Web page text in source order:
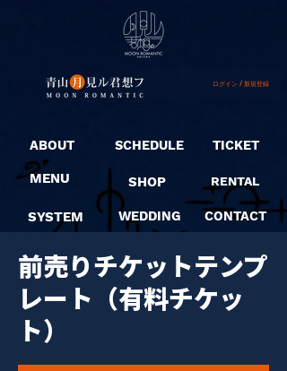
ログイン / 新規登録
ABOUT
MENU
SYSTEM
SCHEDULE
SHOP
WEDDING
TICKET
RENTAL
CONTACT
前売りチケットテンプ
レート（有料チケッ
ト）